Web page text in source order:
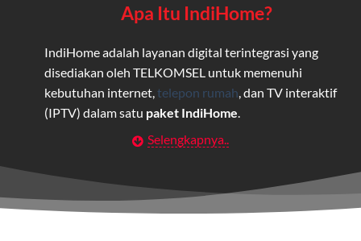
Apa Itu IndiHome?
IndiHome adalah layanan digital terintegrasi yang
disediakan oleh TELKOMSEL untuk memenuhi
kebutuhan internet, telepon rumah , dan TV interaktif
(IPTV) dalam satu paket IndiHome
Layanan Wifi Indihome ini dirancang untuk
maupun individu yang membutuhkan konektivitas dan
hiburan berkualitas tinggi.
Selengkapnya..